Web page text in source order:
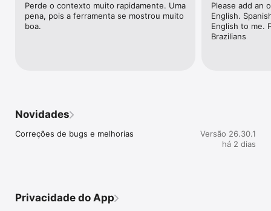
sua conta do iTunes após a confirmação. As assinaturas serão
renovadas automaticamente, a menos que sejam canceladas
dentro de 24 horas antes do final do período atual. Você pode
cancelar a qualquer momento acessando a seção "Gerenciar
Perde o contexto muito rapidamente. Uma
pena, pois a ferramenta se mostrou muito
boa.
Please add an
English.
English to me.
Brazilians
Novidades
Correções de bugs e melhorias
Versão 26.30.1
há 2 dias
Privacidade do App